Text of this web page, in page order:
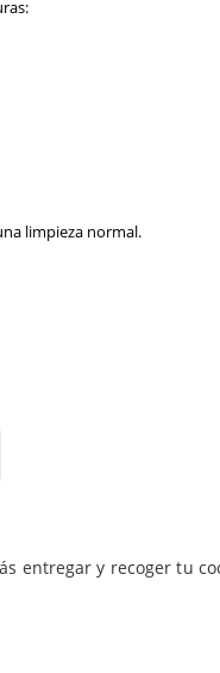
limpieza normal.
entregar y recoger tu